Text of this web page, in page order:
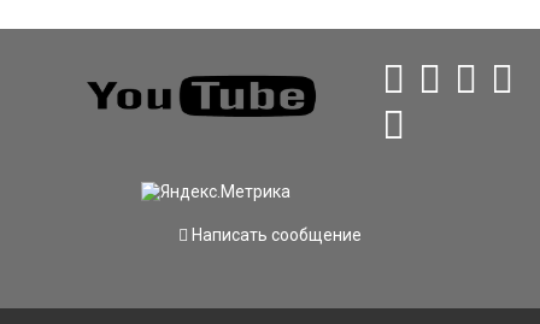
Написать сообщение